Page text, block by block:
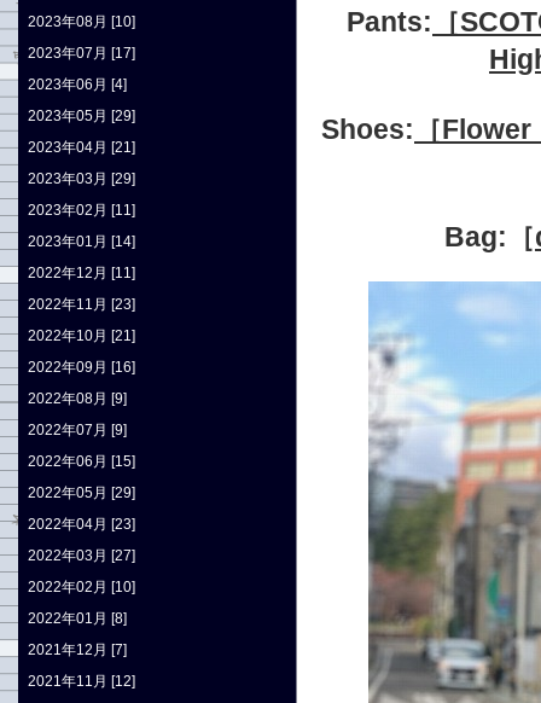
Pants: ［
Shoes: ［
Bag: ［
2023年08月 [10]
2023年07月 [17]
2023年06月 [4]
2023年05月 [29]
2023年04月 [21]
2023年03月 [29]
2023年02月 [11]
2023年01月 [14]
2022年12月 [11]
2022年11月 [23]
2022年10月 [21]
2022年09月 [16]
2022年08月 [9]
2022年07月 [9]
2022年06月 [15]
2022年05月 [29]
2022年04月 [23]
2022年03月 [27]
2022年02月 [10]
2022年01月 [8]
2021年12月 [7]
2021年11月 [12]